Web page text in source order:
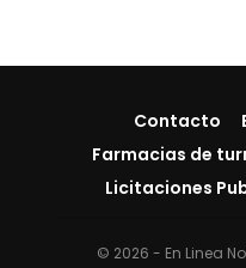
Contacto
Farmacias de
Licitaciones
© 2026 - En Linea